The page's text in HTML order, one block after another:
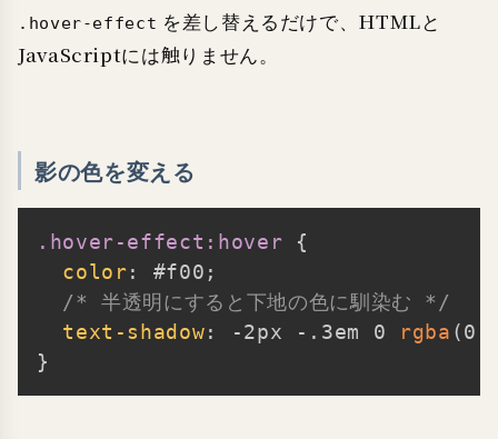
.hover-effect を差し替えるだけで、HTMLと
JavaScriptには触りません。
影の色を変える
.hover-effect:hover
{
color: #f00 ;
/* 半透明にすると下地の色に馴染む */
text-shadow: -2px -.3em 0 rgba (0
}